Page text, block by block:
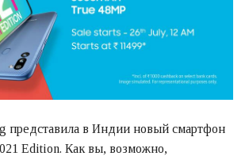
представила в Индии новый смартфон
Edition. Как вы, возможно,